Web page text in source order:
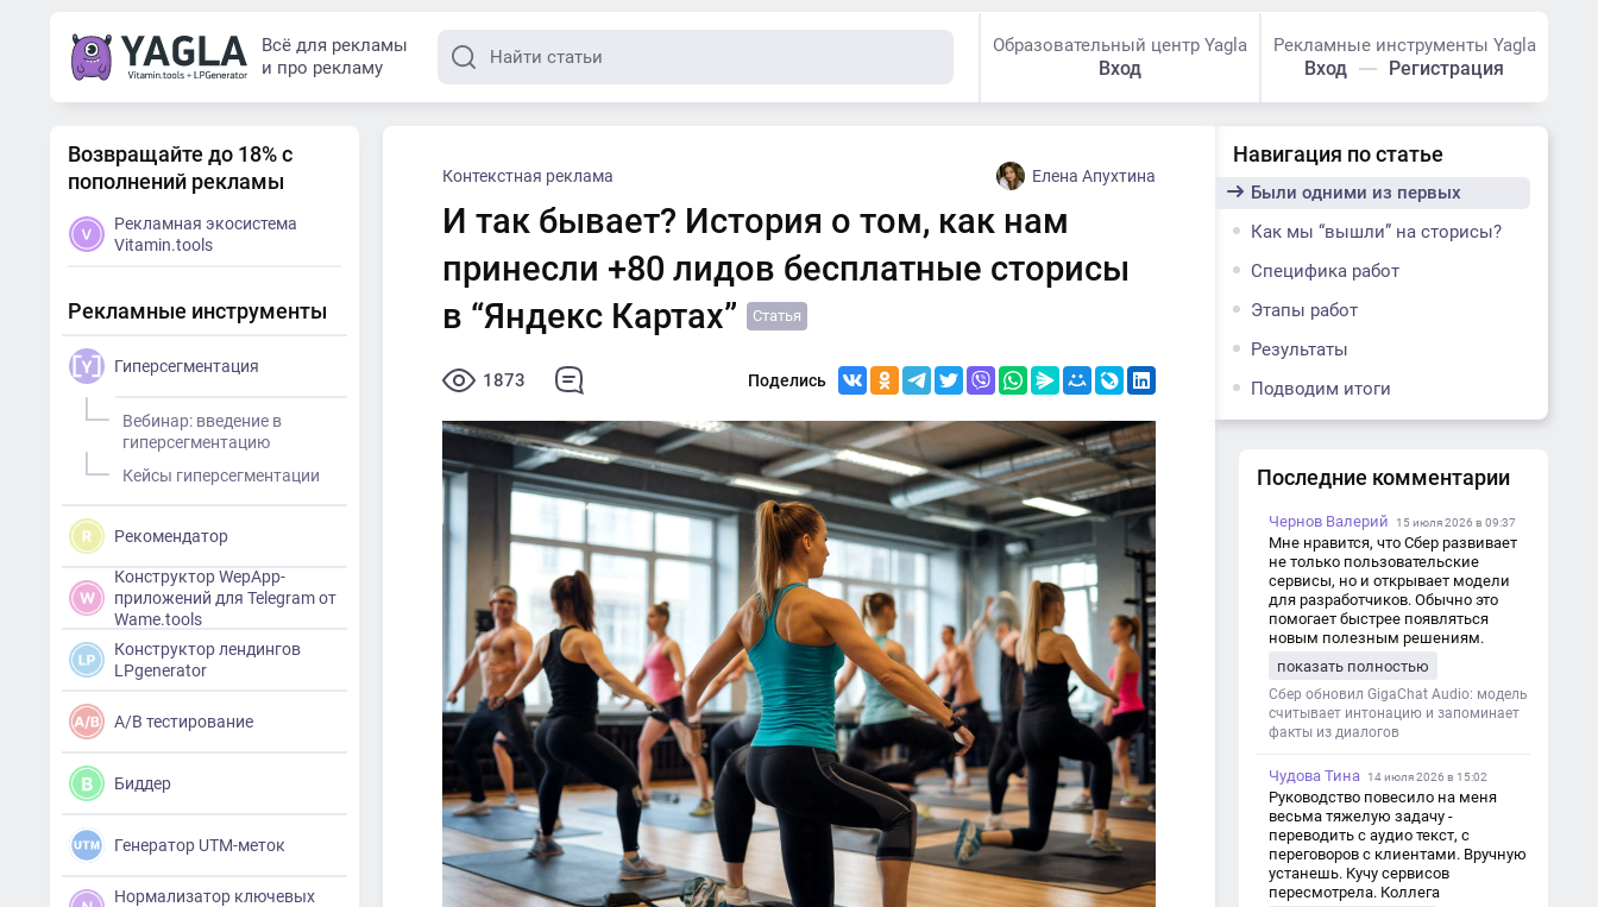
Всё для рекламы
и про рекламу
Образовательный центр Yagla
Вход
Рекламные инструменты Yagla
Вход Регистрация
Навигация по статье
Были одними из первых
Как мы “вышли” на сторисы?
Специфика работ
Этапы работ
Результаты
Подводим итоги
Контекстная реклама Елена Апухтина
И так бывает? История о том, как нам
принесли +80 лидов бесплатные сторисы
в “Яндекс Картах”
Статья
1873 Поделись
Возвращайте до 18% с
пополнений рекламы
Рекламная экосистема
Vitamin.tools
Рекламные инструменты
Гиперсегментация
Вебинар: введение в
гиперсегментацию
Кейсы гиперсегментации
Рекомендатор
Конструктор WepApp-
приложений для Telegram от
Wame.tools
Конструктор лендингов
LPgenerator
A/B тестирование
Биддер
Генератор UTM-меток
Нормализатор ключевых
Последние комментарии
Чернов Валерий 15 июля 2026 в 09:37
Мне нравится, что Сбер развивает
не только пользовательские
сервисы, но и открывает модели
для разработчиков. Обычно это
помогает быстрее появляться
новым полезным решениям.
показать полностью
Сбер обновил GigaChat Audio: модель
считывает интонацию и запоминает
факты из диалогов
Чудова Тина 14 июля 2026 в 15:02
Руководство повесило на меня
весьма тяжелую задачу -
переводить с аудио текст, с
переговоров с клиентами. Вручную
устанешь. Кучу сервисов
пересмотрела. Коллега